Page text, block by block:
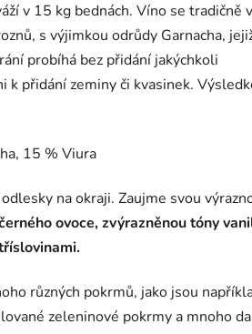
v 15 kg bednách. Víno se tradičně
s výjimkou odrůdy Garnacha,
probíhá bez přidání jakýchkoli
k přidání zeminy či kvasinek.
15 % Viura
na okraji. Zaujme svou
ovoce, zvýrazněnou tóny
různých pokrmů, jako jsou
zeleninové pokrmy a mnoho